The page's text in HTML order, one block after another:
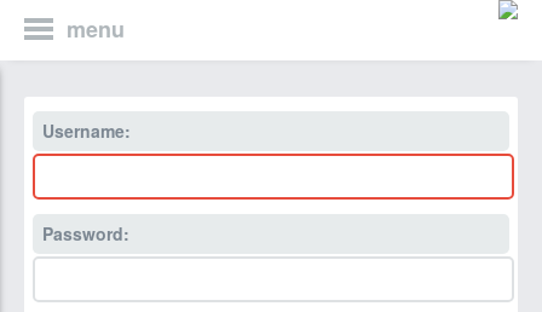
menu
Username:
Password: